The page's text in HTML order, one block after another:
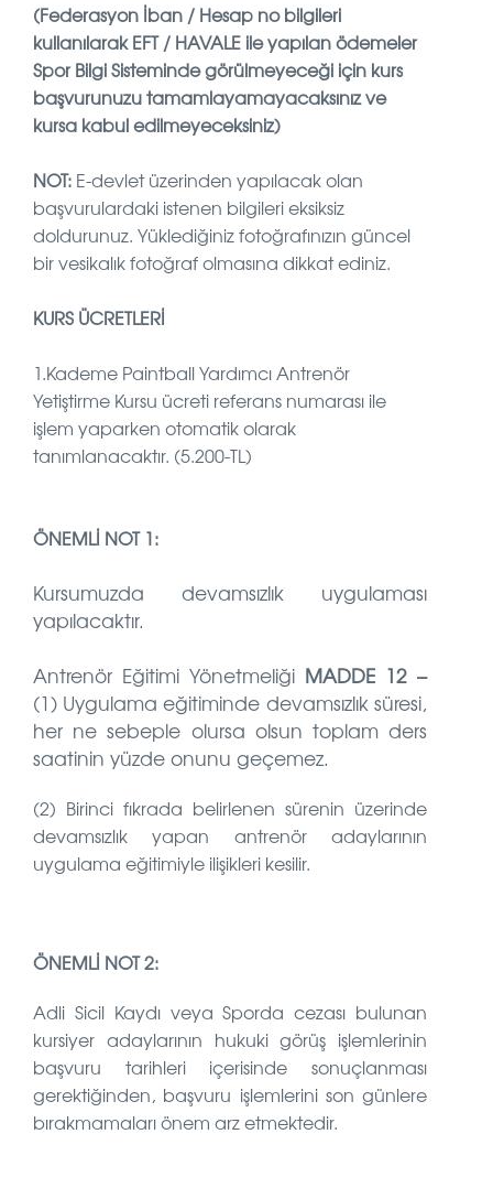
(Federasyon İban / Hesap no bilgileri
kullanılarak EFT / HAVALE ile yapılan ödemeler
Spor Bilgi Sisteminde görülmeyeceği için kurs
başvurunuzu tamamlayamayacaksınız ve
kursa kabul edilmeyeceksiniz)
NOT: E-devlet üzerinden yapılacak olan
başvurulardaki istenen bilgileri eksiksiz
doldurunuz. Yüklediğiniz fotoğrafınızın güncel
bir vesikalık fotoğraf olmasına dikkat ediniz.
KURS ÜCRETLERİ
1.Kademe Paintball Yardımcı Antrenör
Yetiştirme Kursu ücreti referans numarası ile
işlem yaparken otomatik olarak
tanımlanacaktır. (5.200-TL)
ÖNEMLİ NOT 1:
Kursumuzda devamsızlık uygulaması
yapılacaktır.
Antrenör Eğitimi Yönetmeliği MADDE 12 –
(1) Uygulama eğitiminde devamsızlık süresi,
her ne sebeple olursa olsun toplam ders
saatinin yüzde onunu geçemez.
(2) Birinci fıkrada belirlenen sürenin üzerinde
devamsızlık yapan antrenör adaylarının
uygulama eğitimiyle ilişikleri kesilir.
ÖNEMLİ NOT 2:
Adli Sicil Kaydı veya Sporda cezası bulunan
kursiyer adaylarının hukuki görüş işlemlerinin
başvuru tarihleri içerisinde sonuçlanması
gerektiğinden, başvuru işlemlerini son günlere
bırakmamaları önem arz etmektedir.